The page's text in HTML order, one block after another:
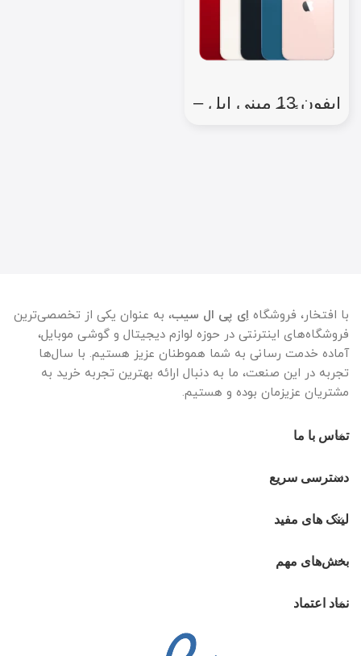
آیفون 13 مینی اپل –
128 گیگ (دو سیم
با افتخار، فروشگاه اِی پی ال سیب، به عنوان یکی از تخصصی‌ترین
فروشگاه‌های اینترنتی در حوزه لوازم دیجیتال و گوشی موبایل،
آماده خدمت رسانی به شما هموطنان عزیز هستیم. با سال‌ها
تجربه در این صنعت، ما به دنبال ارائه بهترین تجربه خرید به
مشتریان عزیزمان بوده و هستیم.
تماس با ما
دسترسی سریع
لینک های مفید
بخش‌های مهم
نماد اعتماد